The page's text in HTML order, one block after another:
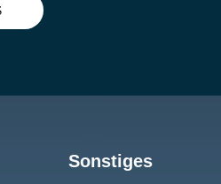
Sonstiges